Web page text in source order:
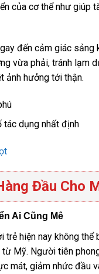
của cơ thể như giúp
đến cảm giác
vừa phải, tránh lạm
ảnh hưởng tới thận.
dụng nhất định
Đầu Cho
Ai Cũng Mê
hiện nay không
Mỹ. Người tiên
mát, giảm nhức đầu